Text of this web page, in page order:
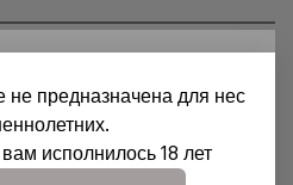
подтвердить свое
на обработку файлов
предназначена для нес
исполнилось 18 лет